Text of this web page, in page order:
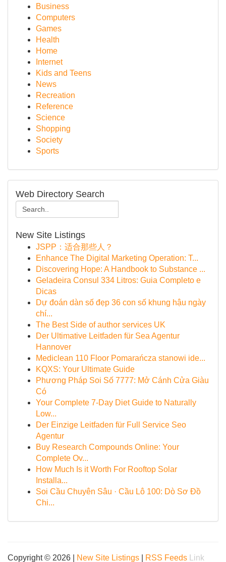
Business
Computers
Games
Health
Home
Internet
Kids and Teens
News
Recreation
Reference
Science
Shopping
Society
Sports
Web Directory Search
New Site Listings
JSPP：适合那些人？
Enhance The Digital Marketing Operation: T...
Discovering Hope: A Handbook to Substance ...
Geladeira Consul 334 Litros: Guia Completo e
Dicas
Dự đoán dàn số đẹp 36 con số khung hậu ngày
chí...
The Best Side of author services UK
Der Ultimative Leitfaden für Sea Agentur
Hannover
Mediclean 110 Floor Pomarańcza stanowi ide...
KQXS: Your Ultimate Guide
Phương Pháp Soi Số 7777: Mở Cánh Cửa Giàu
Có
Your Complete 7-Day Diet Guide to Naturally
Low...
Der Einzige Leitfaden für Full Service Seo
Agentur
Buy Research Compounds Online: Your
Complete Ov...
How Much Is it Worth For Rooftop Solar
Installa...
Soi Cầu Chuyên Sâu · Cầu Lô 100: Dò Sơ Đồ
Chi...
Copyright © 2026 | New Site Listings RSS Feeds Link